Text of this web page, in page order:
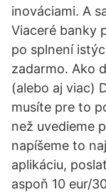
inováciami. A
Viaceré banky
po splnení
zadarmo. Ako
(alebo aj viac)
musíte pre to
než uvedieme
napíšeme to
aplikáciu,
aspoň 10 eur/